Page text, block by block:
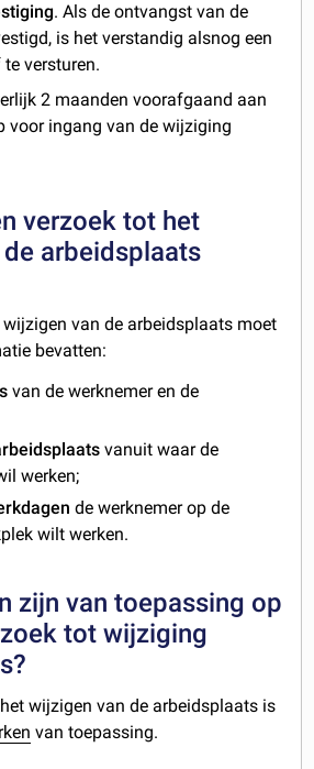
. Als de ontvangst van de
is het verstandig alsnog een
versturen.
2 maanden voorafgaand aan
voor ingang van de wijziging
verzoek tot het
arbeidsplaats
wijzigen van de arbeidsplaats moet
bevatten:
van de werknemer en de
vanuit waar de
werken;
de werknemer op de
wilt werken.
zijn van toepassing op
tot wijziging
wijzigen van de arbeidsplaats is
van toepassing.